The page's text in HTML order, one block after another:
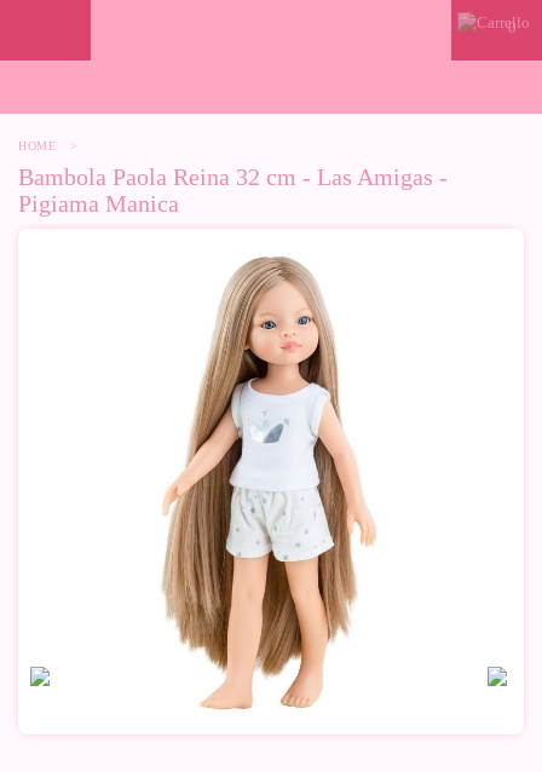
0
HOME >
Bambola Paola Reina 32 cm - Las Amigas -
Pigiama Manica